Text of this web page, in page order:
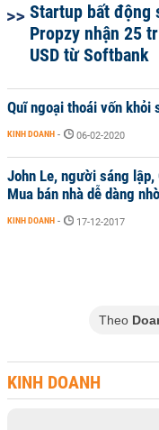
Startup bất động
Propzy nhận 25
USD từ Softbank
Quĩ ngoại thoái vốn
KINH DOANH - 06-02-2020
John Le, người sáng lập,
Mua bán nhà dễ dàng
KINH DOANH - 17-12-2017
Theo
KINH DOANH